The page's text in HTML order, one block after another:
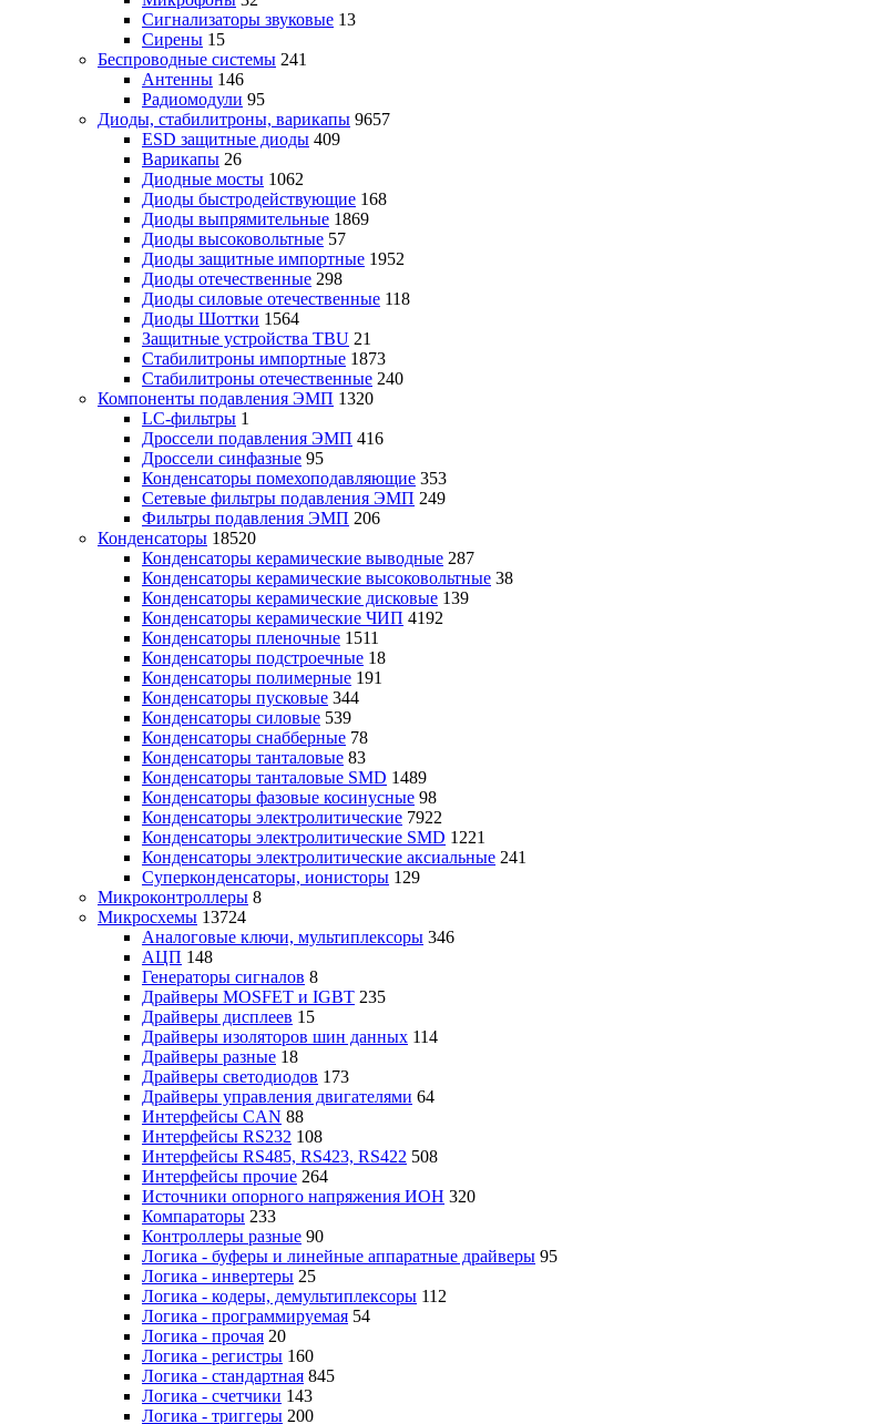
Сигнализаторы звуковые 13
Сирены 15
Беспроводные системы 241
Антенны 146
Радиомодули 95
Диоды, стабилитроны, варикапы 9657
ESD защитные диоды 409
Варикапы 26
Диодные мосты 1062
Диоды быстродействующие 168
Диоды выпрямительные 1869
Диоды высоковольтные 57
Диоды защитные импортные 1952
Диоды отечественные 298
Диоды силовые отечественные 118
Диоды Шоттки 1564
Защитные устройства TBU 21
Стабилитроны импортные 1873
Стабилитроны отечественные 240
Компоненты подавления ЭМП 1320
LC-фильтры 1
Дроссели подавления ЭМП 416
Дроссели синфазные 95
Конденсаторы помехоподавляющие 353
Сетевые фильтры подавления ЭМП 249
Фильтры подавления ЭМП 206
Конденсаторы 18520
Конденсаторы керамические выводные 287
Конденсаторы керамические высоковольтные 38
Конденсаторы керамические дисковые 139
Конденсаторы керамические ЧИП 4192
Конденсаторы пленочные 1511
Конденсаторы подстроечные 18
Конденсаторы полимерные 191
Конденсаторы пусковые 344
Конденсаторы силовые 539
Конденсаторы снабберные 78
Конденсаторы танталовые 83
Конденсаторы танталовые SMD 1489
Конденсаторы фазовые косинусные 98
Конденсаторы электролитические 7922
Конденсаторы электролитические SMD 1221
Конденсаторы электролитические аксиальные 241
Суперконденсаторы, ионисторы 129
Микроконтроллеры 8
Микросхемы 13724
Аналоговые ключи, мультиплексоры 346
АЦП 148
Генераторы сигналов 8
Драйверы MOSFET и IGBT 235
Драйверы дисплеев 15
Драйверы изоляторов шин данных 114
Драйверы разные 18
Драйверы светодиодов 173
Драйверы управления двигателями 64
Интерфейсы CAN 88
Интерфейсы RS232 108
Интерфейсы RS485, RS423, RS422 508
Интерфейсы прочие 264
Источники опорного напряжения ИОН 320
Компараторы 233
Контроллеры разные 90
Логика - буферы и линейные аппаратные драйверы 95
Логика - инвертеры 25
Логика - кодеры, демультиплексоры 112
Логика - программируемая 54
Логика - прочая 20
Логика - регистры 160
Логика - стандартная 845
Логика - счетчики 143
Логика - триггеры 200